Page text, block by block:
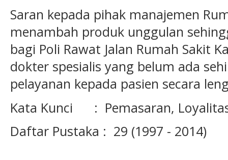
Saran kepada pihak manajemen
menambah produk unggulan
bagi Poli Rawat Jalan Rumah Sakit
dokter spesialis yang belum ada
pelayanan kepada pasien secara
Kata Kunci : Pemasaran, Loyalitas
Daftar Pustaka : 29 (1997 - 2014)